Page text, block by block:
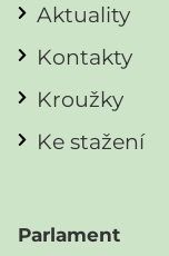
Aktuality
Kontakty
Kroužky
Ke stažení
Parlament